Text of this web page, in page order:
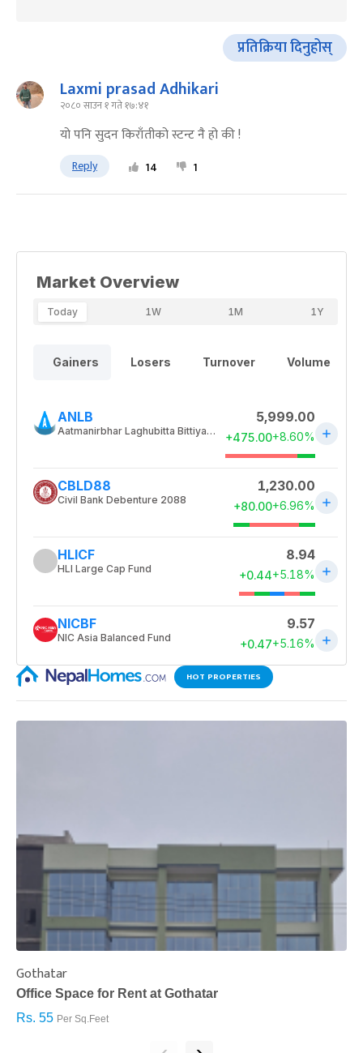
प्रतिक्रिया दिनुहोस्
Laxmi prasad Adhikari
२०८० साउन १ गते १७:४१
यो पनि सुदन किराँतीको स्टन्ट नै हो की !
Reply 14 1
HOT PROPERTIES
Gothatar
Office Space for Rent at Gothatar
Rs. 55 Per Sq.Feet